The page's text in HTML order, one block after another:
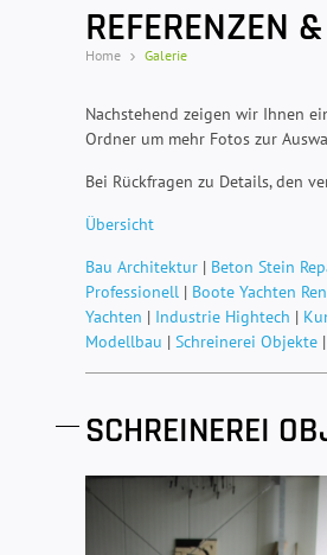
REFERENZEN
Home Galerie
Nachstehend zeigen wir Ihnen
Ordner um mehr Fotos zur
Bei Rückfragen zu Details, den
Übersicht
Bau Architektur | Beton Stein
Professionell | Boote Yachten
Yachten | Industrie Hightech |
Modellbau | Schreinerei Objekte |
SCHREINEREI